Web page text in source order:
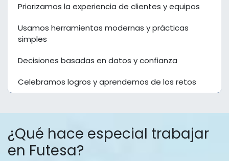
Priorizamos la experiencia de clientes y equipos
Usamos herramientas modernas y prácticas
simples
Decisiones basadas en datos y confianza
Celebramos logros y aprendemos de los retos
¿Qué hace especial trabajar
en Futesa?